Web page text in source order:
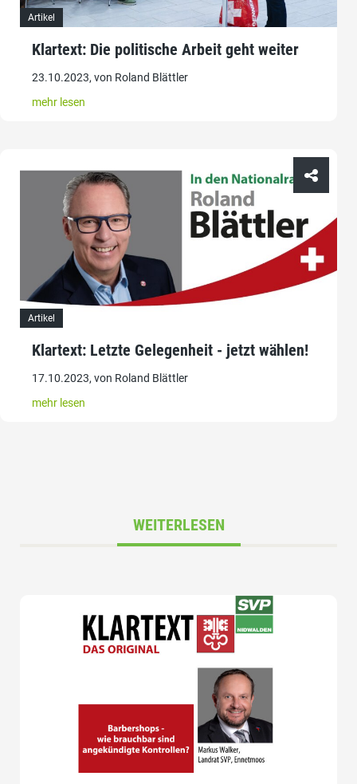
Artikel
Klartext: Die politische Arbeit geht weiter
23.10.2023, von Roland Blättler
mehr lesen
Artikel
Klartext: Letzte Gelegenheit - jetzt wählen!
17.10.2023, von Roland Blättler
mehr lesen
WEITERLESEN